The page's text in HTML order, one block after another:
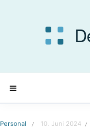
Personal / 10. Juni 2024 /